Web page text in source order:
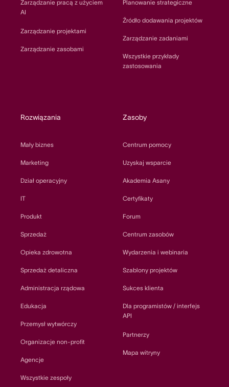
Zarządzanie pracą z użyciem
AI
Zarządzanie projektami
Zarządzanie zasobami
Planowanie strategiczne
Źródło dodawania projektów
Zarządzanie zadaniami
Wszystkie przykłady
zastosowania
Rozwiązania
Mały biznes
Marketing
Dział operacyjny
IT
Produkt
Sprzedaż
Opieka zdrowotna
Sprzedaż detaliczna
Administracja rządowa
Edukacja
Przemysł wytwórczy
Organizacje non-profit
Agencje
Wszystkie zespoły
Zasoby
Centrum pomocy
Uzyskaj wsparcie
Akademia Asany
Certyfikaty
Forum
Centrum zasobów
Wydarzenia i webinaria
Szablony projektów
Sukces klienta
Dla programistów / interfejs
API
Partnerzy
Mapa witryny